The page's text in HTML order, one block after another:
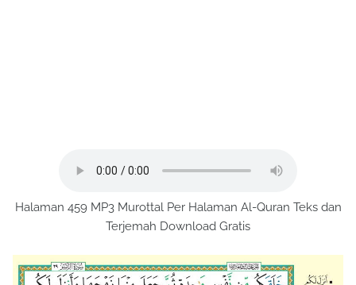
Halaman 459 MP3 Murottal Per Halaman Al-Quran Teks dan
Terjemah Download Gratis